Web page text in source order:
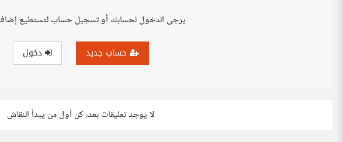
يرجى الدخول لحسابك أو تسجيل حساب لتستطيع
حساب جديد دخول
لا يوجد تعليقات بعد، كن أول من يبدأ النقاش